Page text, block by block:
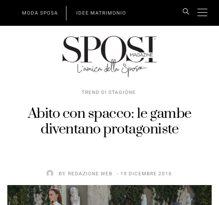
MODA SPOSA IDEE MATRIMONIO
TREND DI STAGIONE
Abito con spacco: le gambe
diventano protagoniste
BY REDAZIONE WEB 19 DICEMBRE 2016